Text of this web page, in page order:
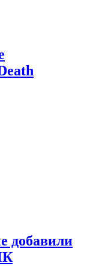
добавили